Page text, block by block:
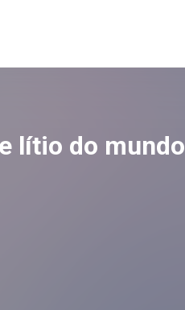
lítio do mundo